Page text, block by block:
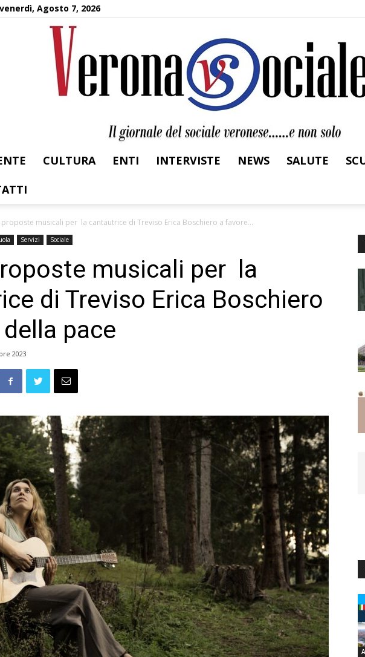
venerdì, Agosto 7, 2026
Sociale
CULTURA ENTI INTERVISTE NEWS SALUTE
proposte musicali per la cantautrice di Treviso Erica Boschiero a favore...
Servizi Sociale
musicali per la
di Treviso Erica Boschiero
pace
2023